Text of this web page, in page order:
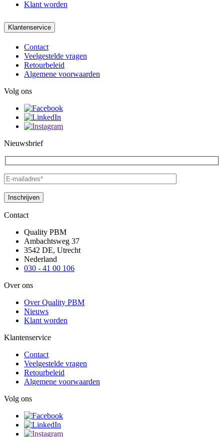
Klant worden
Klantenservice
Contact
Veelgestelde vragen
Retourbeleid
Algemene voorwaarden
Volg ons
Nieuwsbrief
Contact
Quality PBM
Ambachtsweg 37
3542 DE, Utrecht
Nederland
030 - 41 00 106
Over ons
Over Quality PBM
Nieuws
Klant worden
Klantenservice
Contact
Veelgestelde vragen
Retourbeleid
Algemene voorwaarden
Volg ons